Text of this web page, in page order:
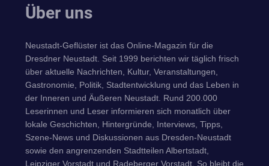
Über uns
Neustadt-Geflüster ist das Online-Magazin für die
Dresdner Neustadt. Seit 1999 berichten wir täglich frisch
über aktuelle Nachrichten, Kultur, Veranstaltungen,
Gastronomie, Politik, Stadtentwicklung und das Leben in
der Inneren und Äußeren Neustadt. Rund 200.000
Leserinnen und Leser informieren sich monatlich über
lokale Geschichten, Hintergründe, Interviews, Tipps,
Szene-News und Diskussionen aus Dresden-Neustadt
sowie den angrenzenden Stadtteilen Albertstadt,
Leipziger Vorstadt und Radeberger Vorstadt. So bleibt die